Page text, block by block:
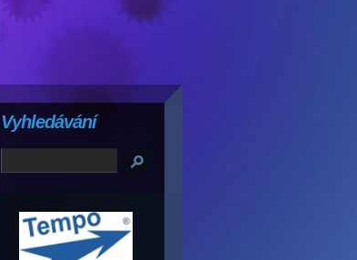
Vyhledávání